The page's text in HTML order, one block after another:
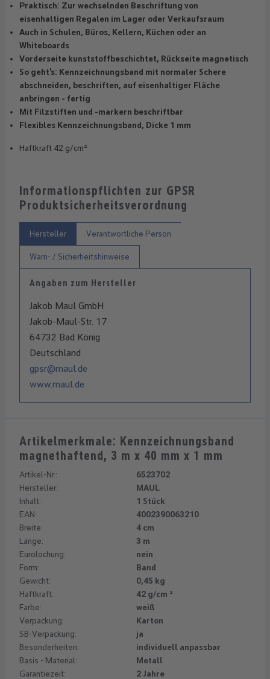
Praktisch: Zur wechselnden Beschriftung von
eisenhaltigen Regalen im Lager oder Verkaufsraum
Auch in Schulen, Büros, Kellern, Küchen oder an
Whiteboards
Vorderseite kunststoffbeschichtet, Rückseite magnetisch
So geht's: Kennzeichnungsband mit normaler Schere
abschneiden, beschriften, auf eisenhaltiger Fläche
anbringen - fertig
Mit Filzstiften und -markern beschriftbar
Flexibles Kennzeichnungsband, Dicke 1 mm
Haftkraft 42 g/cm²
Informationspflichten zur GPSR
Produktsicherheitsverordnung
Hersteller Verantwortliche Person
Warn- / Sicherheitshinweise
Angaben zum Hersteller
Jakob Maul GmbH
Jakob-Maul-Str. 17
64732 Bad König
Deutschland
gpsr@maul.de
www.maul.de
Artikelmerkmale: Kennzeichnungsband
magnethaftend, 3 m x 40 mm x 1 mm
Artikel-Nr.:
6523702
Hersteller:
MAUL
Inhalt:
1 Stück
EAN:
4002390063210
Breite:
4 cm
Länge:
3 m
Eurolochung:
nein
Form:
Band
Gewicht:
0,45 kg
Haftkraft:
42 g/cm ²
Farbe:
weiß
Verpackung:
Karton
SB-Verpackung:
ja
Besonderheiten:
individuell anpassbar
Basis - Material:
Metall
Garantiezeit:
2 Jahre